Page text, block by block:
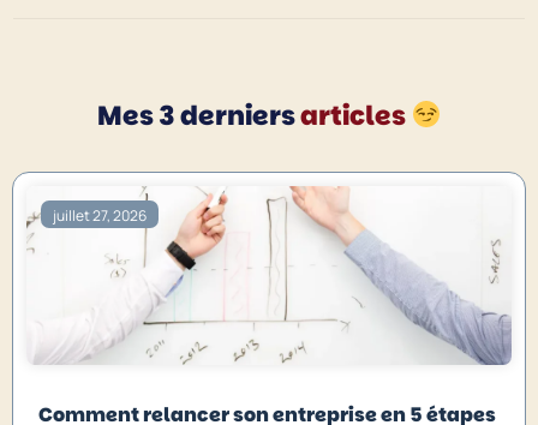
Mes 3 derniersarticles
juillet 27, 2026
Comment relancer son entreprise en 5 étapes